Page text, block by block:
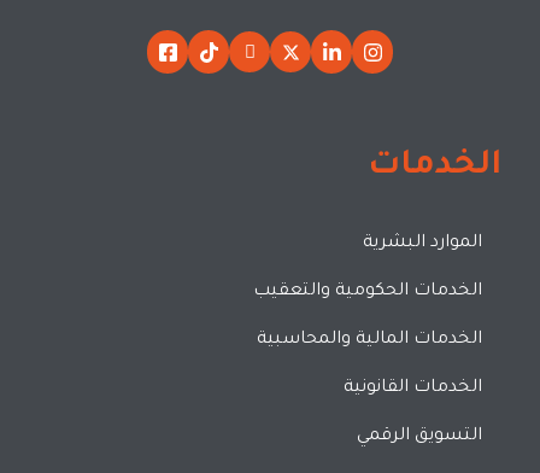
الخدمات
الموارد البشرية
الخدمات الحكومية والتعقيب
الخدمات المالية والمحاسبية
الخدمات القانونية
التسويق الرقمي